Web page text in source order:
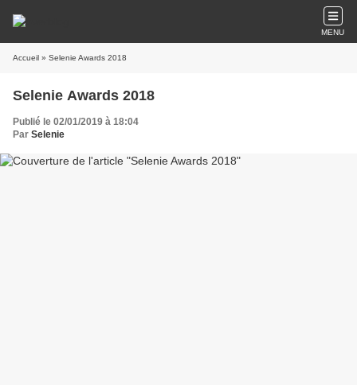
MENU
Accueil » Selenie Awards 2018
Selenie Awards 2018
Publié le 02/01/2019 à 18:04
Par Selenie